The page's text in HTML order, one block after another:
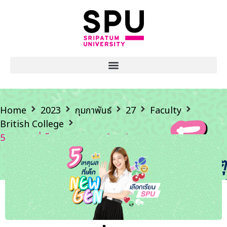
Home 2023 กุมภาพันธ์ 27
Faculty
British College
5 เหตุผล ที่เด็ก NEW GEN เลือกเรียน SPU